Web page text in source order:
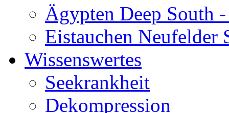
Ägypten Deep South
Eistauchen Neufelder
Wissenswertes
Seekrankheit
Dekompression